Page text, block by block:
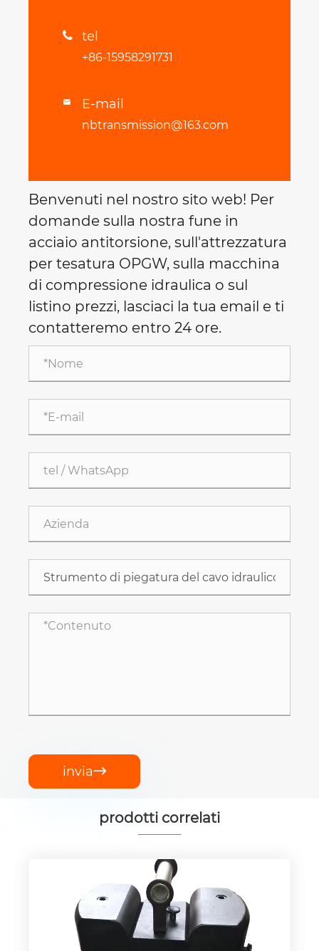
 tel
+86-15958291731
 E-mail
nbtransmission@163.com
Benvenuti nel nostro sito web! Per
domande sulla nostra fune in
acciaio antitorsione, sull'attrezzatura
per tesatura OPGW, sulla macchina
di compressione idraulica o sul
listino prezzi, lasciaci la tua email e ti
contatteremo entro 24 ore.
invia
prodotti correlati